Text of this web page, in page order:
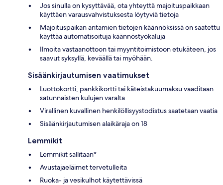
Jos sinulla on kysyttävää, ota yhteyttä majoituspaikkaan
käyttäen varausvahvistuksesta löytyviä tietoja
Majoituspaikan antamien tietojen käännöksissä on saatettu
käyttää automatisoituja käännöstyökaluja
Ilmoita vastaanottoon tai myyntitoimistoon etukäteen, jos
saavut syksyllä, keväällä tai myöhään.
Sisäänkirjautumisen vaatimukset
Luottokortti, pankkikortti tai käteistakuumaksu vaaditaan
satunnaisten kulujen varalta
Virallinen kuvallinen henkilöllisyystodistus saatetaan vaatia
Sisäänkirjautumisen alaikäraja on 18
Lemmikit
Lemmikit sallitaan*
Avustajaeläimet tervetulleita
Ruoka- ja vesikulhot käytettävissä